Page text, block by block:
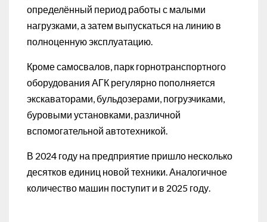
определённый период работы с малыми
нагрузками, а затем выпускаться на линию в
полноценную эксплуатацию.
Кроме самосвалов, парк горнотранспортного
оборудования АГК регулярно пополняется
экскаваторами, бульдозерами, погрузчиками,
буровыми установками, различной
вспомогательной автотехникой.
В 2024 году на предприятие пришло несколько
десятков единиц новой техники. Аналогичное
количество машин поступит и в 2025 году.